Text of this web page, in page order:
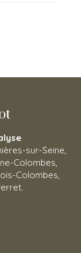
sur-Seine,
Colombes,
Colombes,